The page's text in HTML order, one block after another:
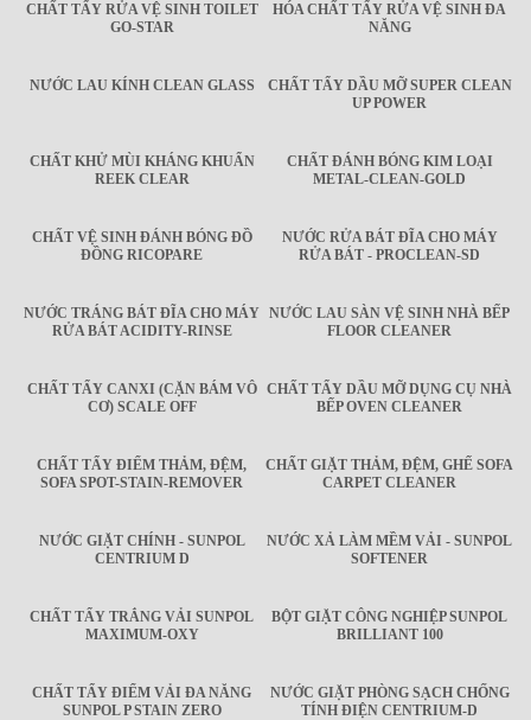
CHẤT TẨY RỬA VỆ SINH TOILET
GO-STAR
HÓA CHẤT TẨY RỬA VỆ SINH ĐA
NĂNG
NƯỚC LAU KÍNH CLEAN GLASS
CHẤT TẨY DẦU MỠ SUPER CLEAN
UP POWER
CHẤT KHỬ MÙI KHÁNG KHUẨN
REEK CLEAR
CHẤT ĐÁNH BÓNG KIM LOẠI
METAL-CLEAN-GOLD
CHẤT VỆ SINH ĐÁNH BÓNG ĐỒ
ĐỒNG RICOPARE
NƯỚC RỬA BÁT ĐĨA CHO MÁY
RỬA BÁT - PROCLEAN-SD
NƯỚC TRÁNG BÁT ĐĨA CHO MÁY
RỬA BÁT ACIDITY-RINSE
NƯỚC LAU SÀN VỆ SINH NHÀ BẾP
FLOOR CLEANER
CHẤT TẨY CANXI (CẶN BÁM VÔ
CƠ) SCALE OFF
CHẤT TẨY DẦU MỠ DỤNG CỤ NHÀ
BẾP OVEN CLEANER
CHẤT TẨY ĐIỂM THẢM, ĐỆM,
SOFA SPOT-STAIN-REMOVER
CHẤT GIẶT THẢM, ĐỆM, GHẾ SOFA
CARPET CLEANER
NƯỚC GIẶT CHÍNH - SUNPOL
CENTRIUM D
NƯỚC XẢ LÀM MỀM VẢI - SUNPOL
SOFTENER
CHẤT TẨY TRẮNG VẢI SUNPOL
MAXIMUM-OXY
BỘT GIẶT CÔNG NGHIỆP SUNPOL
BRILLIANT 100
CHẤT TẨY ĐIỂM VẢI ĐA NĂNG
SUNPOL P STAIN ZERO
NƯỚC GIẶT PHÒNG SẠCH CHỐNG
TÍNH ĐIỆN CENTRIUM-D